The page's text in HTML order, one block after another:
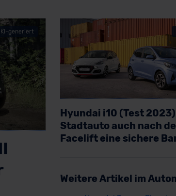
KI-generiert
Hyundai i10 (Test
Stadtauto auch nach
Facelift eine sichere
Weitere Artikel im